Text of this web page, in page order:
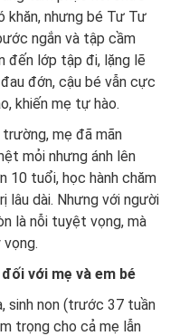
khăn, nhưng bé Tư Tư
ngắn và tập cầm
đến lớp tập đi, lặng lẽ
đớn, cậu bé vẫn cực
khiến mẹ tự hào.
mẹ đã mãn
mỏi nhưng ánh lên
10 tuổi, học hành chăm
lâu dài. Nhưng với người
là nỗi tuyệt vọng, mà
với mẹ và em bé
sinh non (trước 37 tuần
trọng cho cả mẹ lẫn